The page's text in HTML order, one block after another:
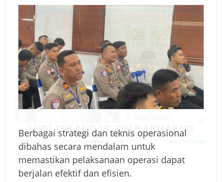
Berbagai strategi dan teknis operasional
dibahas secara mendalam untuk
memastikan pelaksanaan operasi dapat
berjalan efektif dan efisien.
HOME » DAERAH »K
a